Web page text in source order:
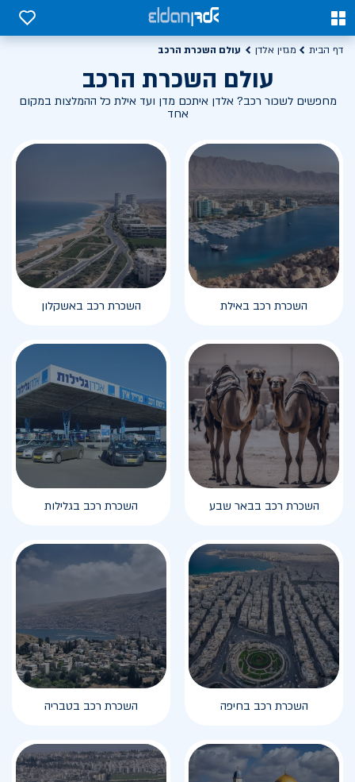
0
0
דף הבית מגזין אלדן עולם השכרת הרכב
עולם השכרת הרכב
מחפשים לשכור רכב? אלדן איתכם מדן ועד אילת כל ההמלצות במקום
אחד
השכרת רכב באילת השכרת רכב באשקלון
השכרת רכב בבאר שבע השכרת רכב בגלילות
השכרת רכב בחיפה השכרת רכב בטבריה